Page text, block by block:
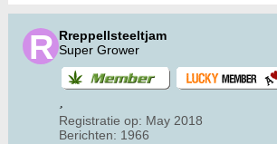
Rreppellsteeltjam
Super Grower
Registratie op: May 2018
Berichten: 1966